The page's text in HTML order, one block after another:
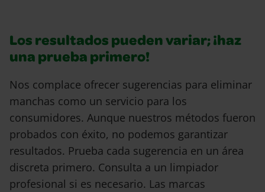
Los resultados pueden variar; ¡haz
una prueba primero!
Nos complace ofrecer sugerencias para eliminar
manchas como un servicio para los
consumidores. Aunque nuestros métodos fueron
probados con éxito, no podemos garantizar
resultados. Prueba cada sugerencia en un área
discreta primero. Consulta a un limpiador
profesional si es necesario. Las marcas